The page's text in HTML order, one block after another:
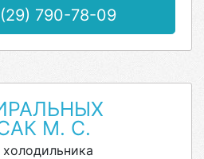
790-78-09
М. С.